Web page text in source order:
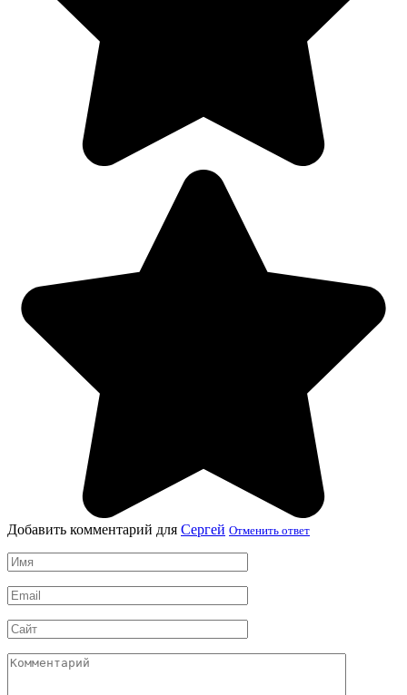
Добавить комментарий для Сергей Отменить ответ
Имя
*
Email
*
Сайт
Комментарий